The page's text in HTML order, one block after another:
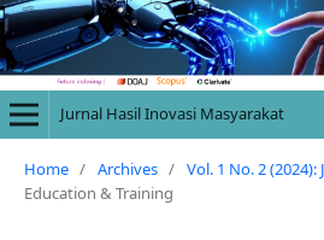
Jurnal Hasil Inovasi Masyarakat
Home / Archives / Vol. 1 No. 2
Education & Training